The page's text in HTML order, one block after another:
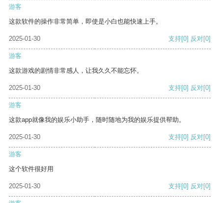
游客
这款软件的操作非常简单，即使是小白也能快速上手。
2025-01-30 支持[0] 反对[0]
游客
这款游戏的剧情非常感人，让我久久不能忘怀。
2025-01-30 支持[0] 反对[0]
游客
这款app就像我的娱乐小助手，随时随地为我的娱乐提供帮助。
2025-01-30 支持[0] 反对[0]
游客
这个软件很好用
2025-01-30 支持[0] 反对[0]